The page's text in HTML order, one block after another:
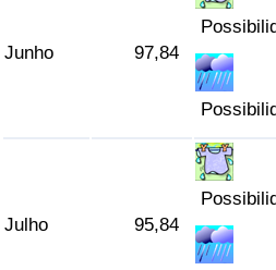
Junho 97,84
Julho 95,84
Indicador de Trânsito (Atual)
Indicador de Trânsito por País